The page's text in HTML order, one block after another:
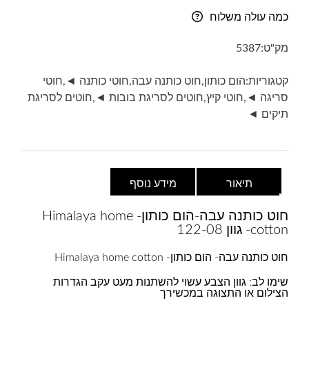
עבה-
122-
08-
כמה עולה משלוח
מק"ט:5387
קטגוריות:הום כותון,חוט כותנה עבה,חוטי כותנה ◄ ,חוטי
סריגה ◄ ,חוטי קיץ,חוטים לסריגת בובות ◄ ,חוטים לסריגת
תיקים ◄
תיאור מידע נוסף
חוט כותנה עבה-הום כותון- Himalaya home
cotton- גוון 122-08
חוט כותנה עבה- הום כותון- Himalaya home cotton
שימו לב: גוון הצבע עשוי להשתנות מעט עקב הגדרות
הצילום או התצוגה במכשירך